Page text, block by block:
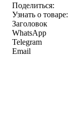
Поделиться:
Узнать о товаре:
Заголовок
WhatsApp
Telegram
Email